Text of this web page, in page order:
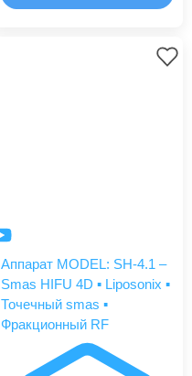
Аппарат MODEL: SH-4.1 –
Smas HIFU 4D ▪️ Liposonix ▪️
Точечный smas ▪️
Фракционный RF